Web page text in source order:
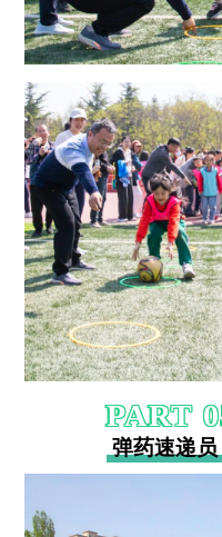
PART 0
弹药速递